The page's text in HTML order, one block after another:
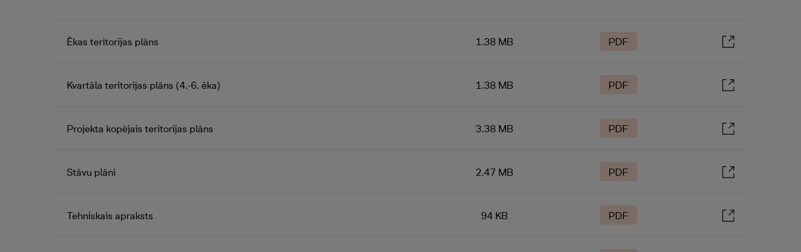
Ēkas teritorijas plāns 1.38 MB PDF
Kvartāla teritorijas plāns (4.-6. ēka) 1.38 MB PDF
Projekta kopējais teritorijas plāns 3.38 MB PDF
Stāvu plāni 2.47 MB PDF
Tehniskais apraksts 94 KB PDF